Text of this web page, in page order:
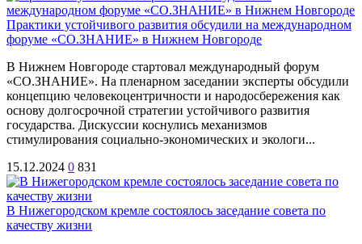
Практики устойчивого развития обсудили на международном
форуме «СО.ЗНАНИЕ» в Нижнем Новгороде
В Нижнем Новгороде стартовал международный форум
«СО.ЗНАНИЕ». На пленарном заседании эксперты обсудили
концепцию человекоцентричности и народосбережения как
основу долгосрочной стратегии устойчивого развития
государства. Дискуссии коснулись механизмов
стимулирования социально-экономических и экологи...
15.12.2024 0 831
В Нижегородском кремле состоялось заседание совета по
качеству жизни